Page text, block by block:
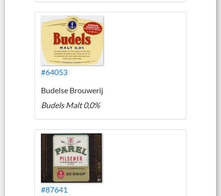
#64053
Budelse Brouwerij
Budels Malt 0,0%
#87641